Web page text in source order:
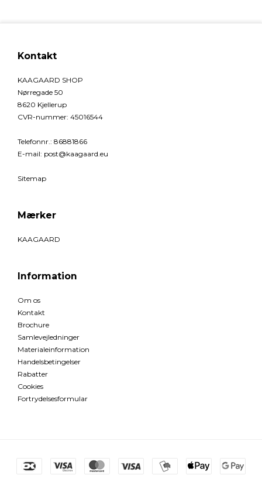
Kontakt
KAAGAARD SHOP
Nørregade 50
8620 Kjellerup
CVR-nummer: 45016544
Telefonnr.: 86881866
E-mail: post@kaagaard.eu
Sitemap
Mærker
KAAGAARD
Information
Om os
Kontakt
Brochure
Samlevejledninger
Materialeinformation
Handelsbetingelser
Rabatter
Cookies
Fortrydelsesformular